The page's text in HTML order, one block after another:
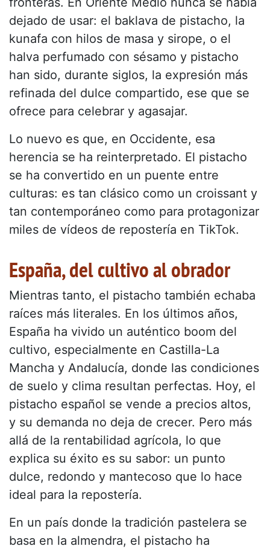
dejado de usar: el baklava de pistacho, la
kunafa con hilos de masa y sirope, o el
halva perfumado con sésamo y pistacho
han sido, durante siglos, la expresión más
refinada del dulce compartido, ese que se
ofrece para celebrar y agasajar.
Lo nuevo es que, en Occidente, esa
herencia se ha reinterpretado. El pistacho
se ha convertido en un puente entre
culturas: es tan clásico como un croissant y
tan contemporáneo como para protagonizar
miles de vídeos de repostería en TikTok.
España, del cultivo al obrador
Mientras tanto, el pistacho también echaba
raíces más literales. En los últimos años,
España ha vivido un auténtico boom del
cultivo, especialmente en Castilla-La
Mancha y Andalucía, donde las condiciones
de suelo y clima resultan perfectas. Hoy, el
pistacho español se vende a precios altos,
y su demanda no deja de crecer. Pero más
allá de la rentabilidad agrícola, lo que
explica su éxito es su sabor: un punto
dulce, redondo y mantecoso que lo hace
ideal para la repostería.
En un país donde la tradición pastelera se
basa en la almendra, el pistacho ha